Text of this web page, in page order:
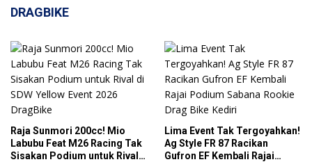
DRAGBIKE
Raja Sunmori 200cc! Mio
Labubu Feat M26 Racing Tak
Sisakan Podium untuk Rival
Lima Event Tak Tergoyahkan!
Ag Style FR 87 Racikan
Gufron EF Kembali Rajai